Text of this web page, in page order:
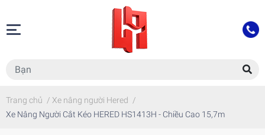
Trang chủ / Xe nâng người Hered /
Xe Nâng Người Cắt Kéo HERED HS1413H - Chiều Cao 15,7m